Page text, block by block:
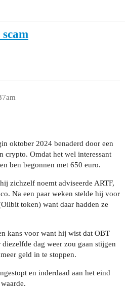
oktober 2024 benaderd door een
crypto. Omdat het wel interessant
ben begonnen met 650 euro.
zichzelf noemt adviseerde ARTF,
Na een paar weken stelde hij voor
token) want daar hadden ze
kans voor want hij wist dat OBT
dag weer zou gaan stijgen
geld in te stoppen.
en inderdaad aan het eind